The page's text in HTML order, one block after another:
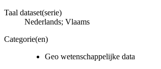
Taal dataset(serie)
Nederlands; Vlaams
Categorie(en)
Geo wetenschappelijke data